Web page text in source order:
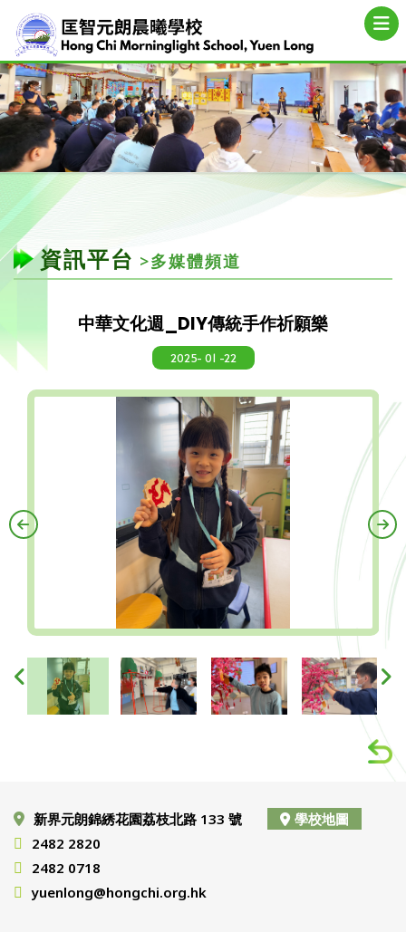
資訊平台 >多媒體頻道
中華文化週_DIY傳統手作祈願樂
2025- 01 -22
新界元朗錦綉花園荔枝北路 133 號
學校地圖
2482 2820
2482 0718
yuenlong@hongchi.org.hk